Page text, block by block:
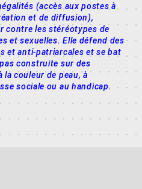
(accès aux postes à
et de diffusion),
contre les stéréotypes de
et sexuelles. Elle défend des
et anti-patriarcales et se bat
construite sur des
la couleur de peau, à
sociale ou au handicap.